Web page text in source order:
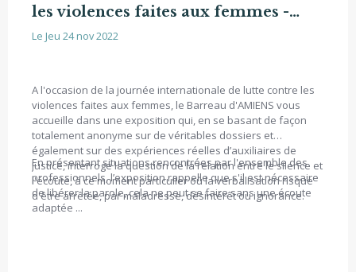
les violences faites aux femmes -
Expo "Toi qui me tais, c'est de la
Le Jeu 24 nov 2022
A l'occasion de la journée internationale de lutte contre les
violences faites aux femmes, le Barreau d'AMIENS vous
accueille dans une exposition qui, en se basant de façon
totalement anonyme sur de véritables dossiers et
également sur des expériences réelles d’auxiliaires de
Justice, interroge la question de la relation entre le silence et
l'écoute, à ce moment particulier où la verbalisation risque
d'être arrêtée, par maladresse, désintérêt ou ignorance.
En présentant situations rencontrées par l'ensemble des
professionnels, l’exposition rappelle que s'il est nécessaire
de libérer la parole, cela ne peut se faire sans une écoute
adaptée ...